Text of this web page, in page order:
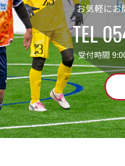
お気軽にお
TEL
受付時間